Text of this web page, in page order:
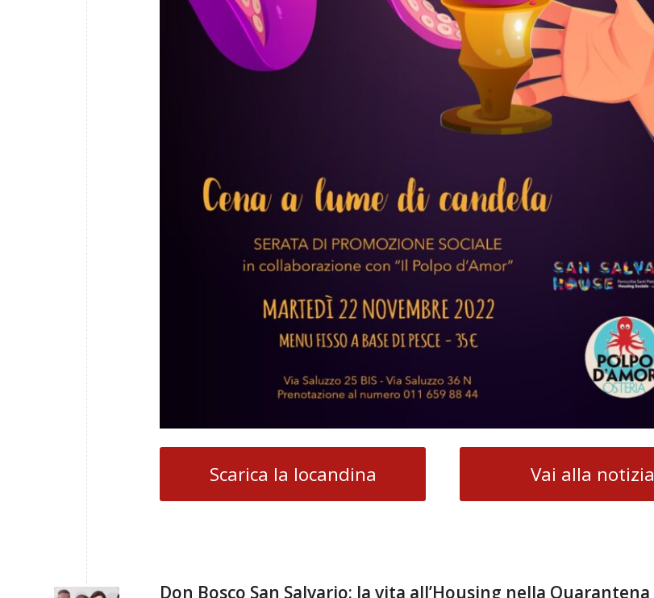
Scarica la locandina Vai alla notizia
Don Bosco San Salvario: la vita all’Housing nella Quarantena